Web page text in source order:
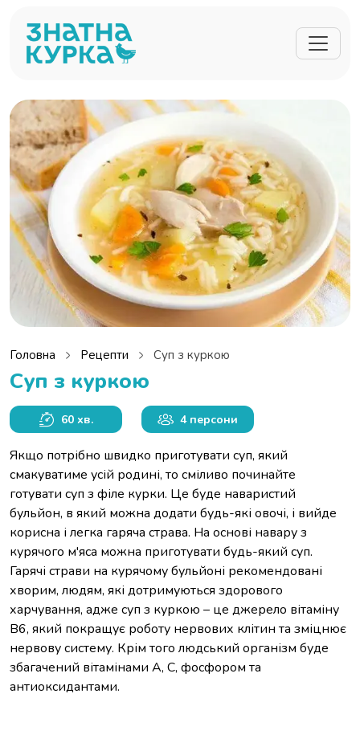
Головна Рецепти Суп з куркою
Суп з куркою
60 хв. 4 персони
Якщо потрібно швидко приготувати суп, який
смакуватиме усій родині, то сміливо починайте
готувати суп з філе курки. Це буде наваристий
бульйон, в який можна додати будь-які овочі, і вийде
корисна і легка гаряча страва. На основі навару з
курячого м'яса можна приготувати будь-який суп.
Гарячі страви на курячому бульйоні рекомендовані
хворим, людям, які дотримуються здорового
харчування, адже суп з куркою – це джерело вітаміну
В6, який покращує роботу нервових клітин та зміцнює
нервову систему. Крім того людський організм буде
збагачений вітамінами А, С, фосфором та
антиоксидантами.